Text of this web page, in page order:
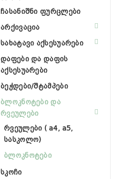
ჩასანიშნი ფურცლები
არქივაცია
სახატავი აქსესუარები
დაფები და დაფის
აქსესუარები
ბეჭდები/შტამპები
ბლოკნოტები და
რვეულები
რვეულები ( a4, a5,
სასკოლო)
ბლოკნოტები
სკოჩი